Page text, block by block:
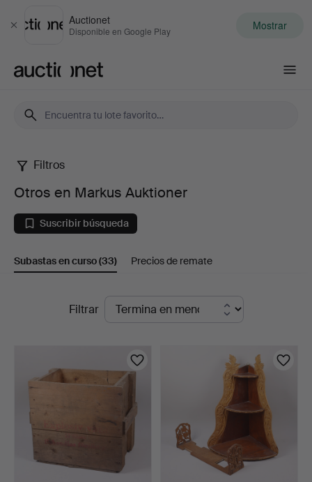
Cerrar
Auctionet
Disponible en Google Play Mostrar
Otros
en
Markus
Auktioner
Filtros
Otros en Markus Auktioner
Suscribir búsqueda
Subastas en curso(33) Precios de remate
SubastasFiltrar